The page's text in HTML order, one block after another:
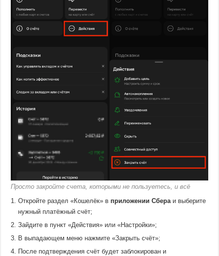
Просто закройте счета, которыми не пользуетесь, и всё
Откройте раздел «Кошелёк» в приложении Сбераи выберите
нужный платёжный счёт;
Зайдите в пункт «Действия» или «Настройки»;
В выпадающем меню нажмите «Закрыть счёт»;
После подтверждения счёт будет заблокирован и